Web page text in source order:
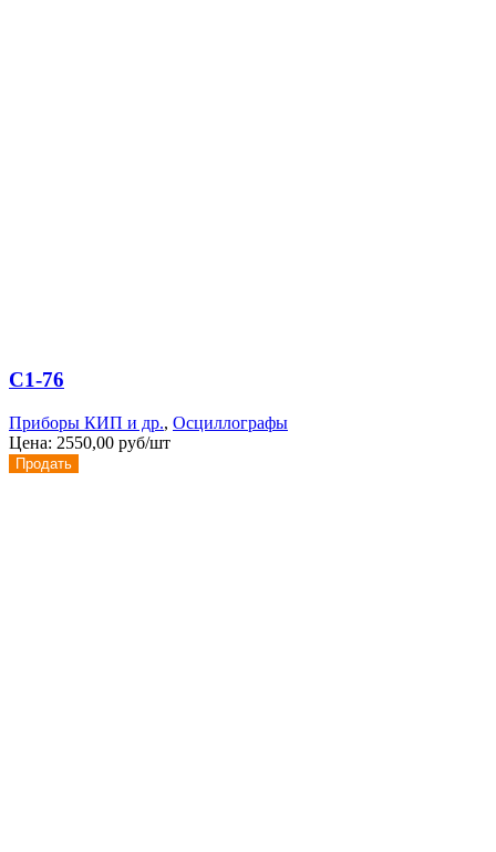
С1-76
Приборы КИП и др., Осциллографы
Цена: 2550,00 руб/шт
Продать